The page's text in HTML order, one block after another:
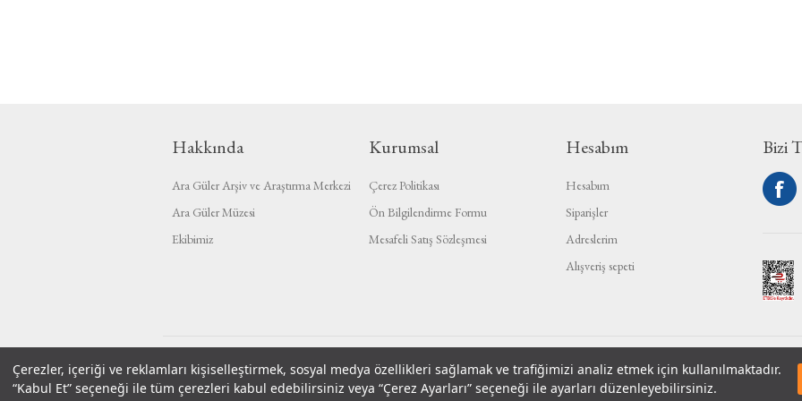
Çerezler, içeriği ve reklamları kişiselleştirmek, sosyal medya özellikleri sağlamak ve trafiğimizi analiz etmek için kullanılmaktadır.
“Kabul Et” seçeneği ile tüm çerezleri kabul edebilirsiniz veya “Çerez Ayarları” seçeneği ile ayarları düzenleyebilirsiniz.
Hakkında
Ara Güler Arşiv ve Araştırma Merkezi
Ara Güler Müzesi
Ekibimiz
Kurumsal
Çerez Politikası
Ön Bilgilendirme Formu
Mesafeli Satış Sözleşmesi
Hesabım
Hesabım
Siparişler
Adreslerim
Alışveriş sepeti
Bizi
Telif
Powered bynopCommerce